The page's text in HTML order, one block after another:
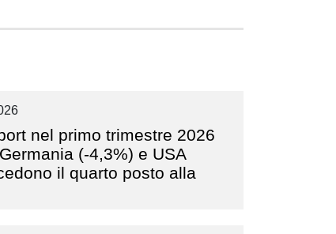
nel primo trimestre 2026
(-4,3%) e USA
il quarto posto alla